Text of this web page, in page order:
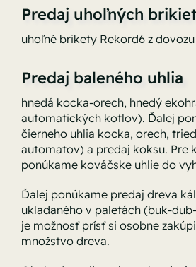
Predaj uhoľných
uhoľné brikety Rekord6 z
Predaj baleného uhlia
hnedá kocka-orech, hnedý
automatických kotlov). Ďalej
čierneho uhlia kocka, orech,
automatov) a predaj koksu. Pre
ponúkame kováčske uhlie do
Ďalej ponúkame predaj dreva
ukladaného v paletách (buk-
je možnosť prísť si osobne
množstvo dreva.